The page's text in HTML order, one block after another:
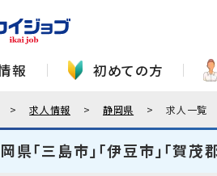
報 初めての方
求人情報 静岡県 求人一覧
県「三島市」「伊豆市」「賀